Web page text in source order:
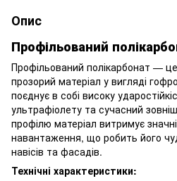
Опис
Профільований
Профільований полікарбонат —
прозорий матеріал у вигляді
поєднує в собі високу
ультрафіолету та сучасний
профілю матеріал витримує значні
навантаження, що робить його
навісів та фасадів.
Технічні характеристики: